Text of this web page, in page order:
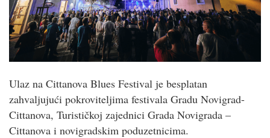
Ulaz na Cittanova Blues Festival je besplatan
zahvaljujući pokroviteljima festivala Gradu Novigrad-
Cittanova, Turističkoj zajednici Grada Novigrada –
Cittanova i novigradskim poduzetnicima.